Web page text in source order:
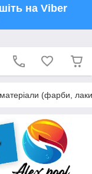
на Viber
(фарби,